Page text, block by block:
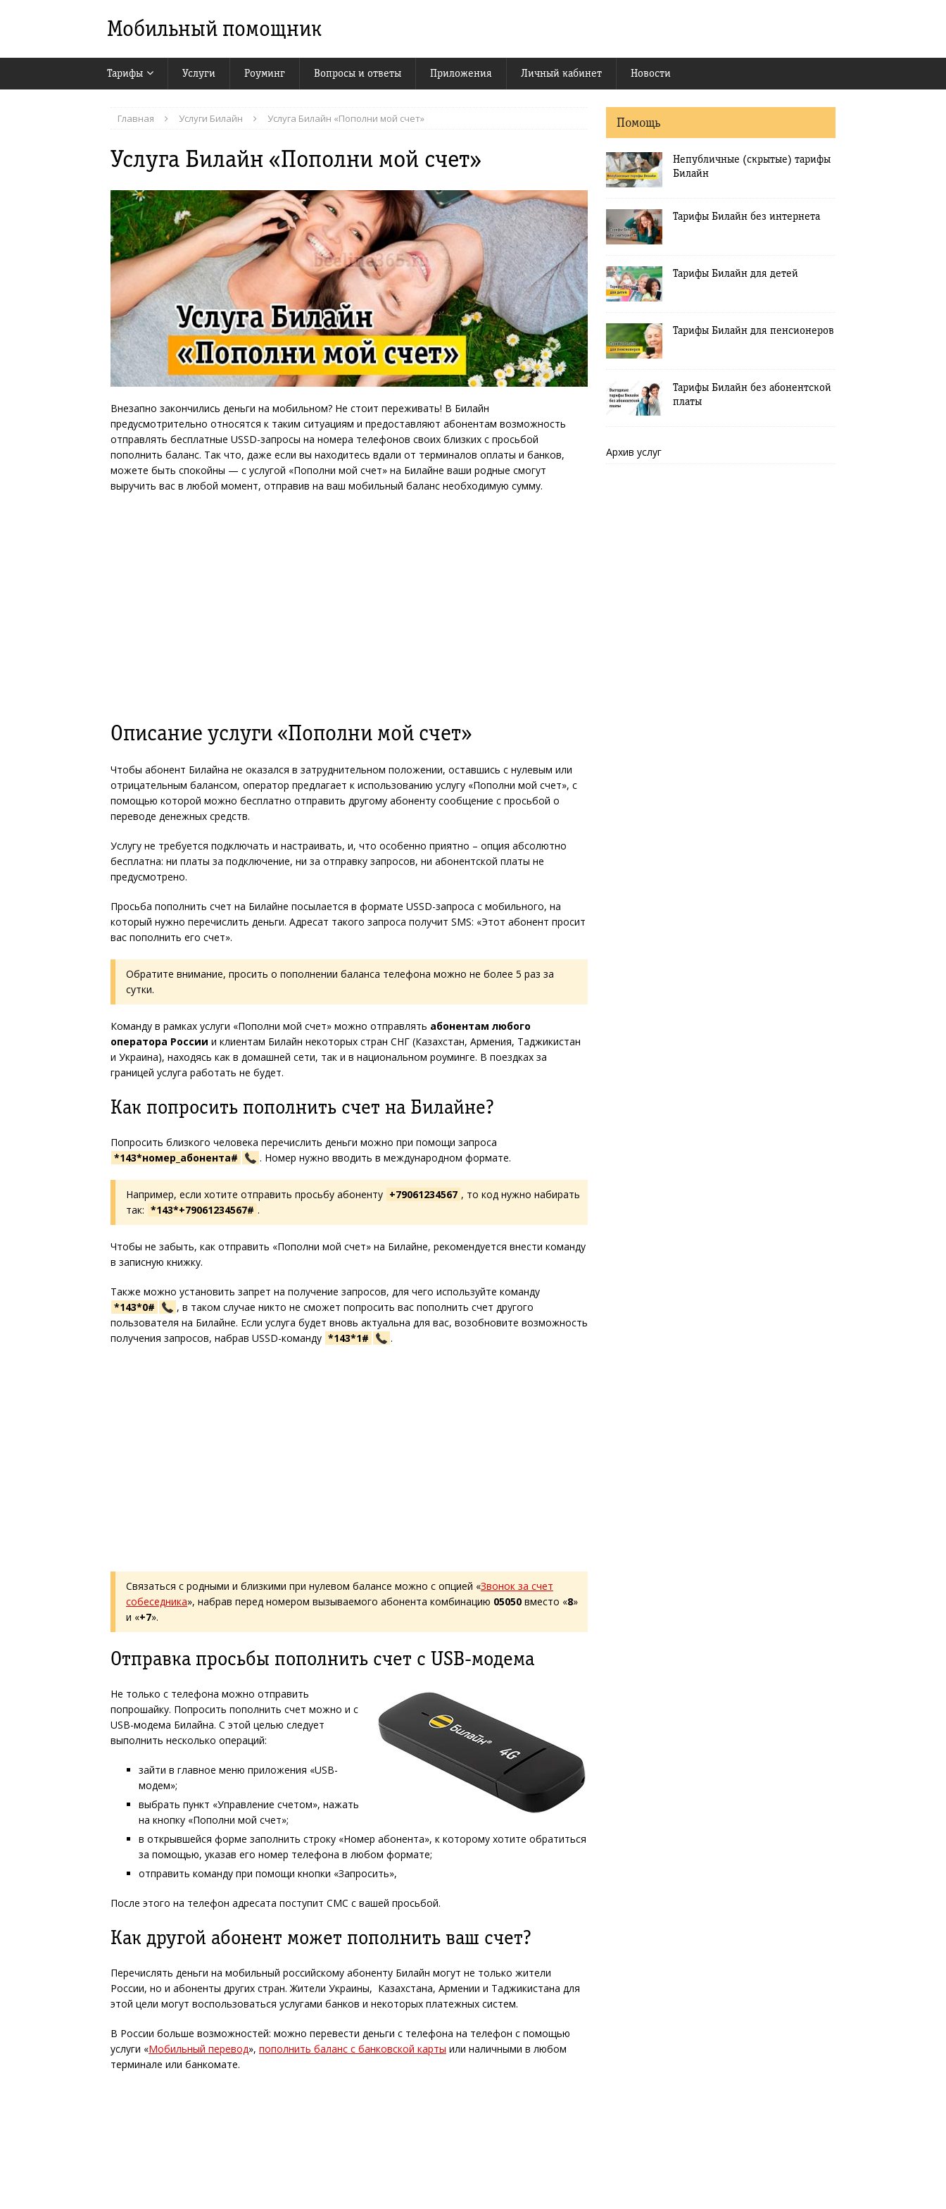
Мобильный помощник
Тарифы Услуги Роуминг Вопросы и ответы Приложения Личный кабинет Новости
Главная Услуги Билайн Услуга Билайн «Пополни мой счет»
Услуга Билайн «Пополни мой счет»
Внезапно закончились деньги на мобильном? Не стоит переживать! В Билайн
предусмотрительно относятся к таким ситуациям и предоставляют абонентам возможность
отправлять бесплатные USSD-запросы на номера телефонов своих близких с просьбой
пополнить баланс. Так что, даже если вы находитесь вдали от терминалов оплаты и банков,
можете быть спокойны — с услугой «Пополни мой счет» на Билайне ваши родные смогут
выручить вас в любой момент, отправив на ваш мобильный баланс необходимую сумму.
Описание услуги «Пополни мой счет»
Чтобы абонент Билайна не оказался в затруднительном положении, оставшись с нулевым или
отрицательным балансом, оператор предлагает к использованию услугу «Пополни мой счет», с
помощью которой можно бесплатно отправить другому абоненту сообщение с просьбой о
переводе денежных средств.
Услугу не требуется подключать и настраивать, и, что особенно приятно – опция абсолютно
бесплатна: ни платы за подключение, ни за отправку запросов, ни абонентской платы не
предусмотрено.
Просьба пополнить счет на Билайне посылается в формате USSD-запроса с мобильного, на
который нужно перечислить деньги. Адресат такого запроса получит SMS: «Этот абонент просит
вас пополнить его счет».
Обратите внимание, просить о пополнении баланса телефона можно не более 5 раз за
сутки.
Команду в рамках услуги «Пополни мой счет» можно отправлять абонентам любого
оператора России и клиентам Билайн некоторых стран СНГ (Казахстан, Армения, Таджикистан
и Украина), находясь как в домашней сети, так и в национальном роуминге. В поездках за
границей услуга работать не будет.
Как попросить пополнить счет на Билайне?
Попросить близкого человека перечислить деньги можно при помощи запроса
*143*номер_абонента#
. Номер нужно вводить в международном формате.
Например, если хотите отправить просьбу абоненту +79061234567 , то код нужно набирать
так: *143*+79061234567# .
Чтобы не забыть, как отправить «Пополни мой счет» на Билайне, рекомендуется внести команду
в записную книжку.
Также можно установить запрет на получение запросов, для чего используйте команду
*143*0#
, в таком случае никто не сможет попросить вас пополнить счет другого
пользователя на Билайне. Если услуга будет вновь актуальна для вас, возобновите возможность
получения запросов, набрав USSD-команду *143*1# .
Связаться с родными и близкими при нулевом балансе можно с опцией «Звонок за счет
собеседника», набрав перед номером вызываемого абонента комбинацию 05050 вместо «8»
и «+7».
Отправка просьбы пополнить счет с USB-модема
Не только с телефона можно отправить
попрошайку. Попросить пополнить счет можно и с
USB-модема Билайна. С этой целью следует
выполнить несколько операций:
зайти в главное меню приложения «USB-
модем»;
выбрать пункт «Управление счетом», нажать
на кнопку «Пополни мой счет»;
в открывшейся форме заполнить строку «Номер абонента», к которому хотите обратиться
за помощью, указав его номер телефона в любом формате;
отправить команду при помощи кнопки «Запросить»,
После этого на телефон адресата поступит СМС с вашей просьбой.
Как другой абонент может пополнить ваш счет?
Перечислять деньги на мобильный российскому абоненту Билайн могут не только жители
России, но и абоненты других стран. Жители Украины, Казахстана, Армении и Таджикистана для
этой цели могут воспользоваться услугами банков и некоторых платежных систем.
В России больше возможностей: можно перевести деньги с телефона на телефон с помощью
услуги «Мобильный перевод», пополнить баланс с банковской карты или наличными в любом
терминале или банкомате.
Помощь
Непубличные (скрытые) тарифы
Билайн
Тарифы Билайн без интернета
Тарифы Билайн для детей
Тарифы Билайн для пенсионеров
Тарифы Билайн без абонентской
платы
Архив услуг